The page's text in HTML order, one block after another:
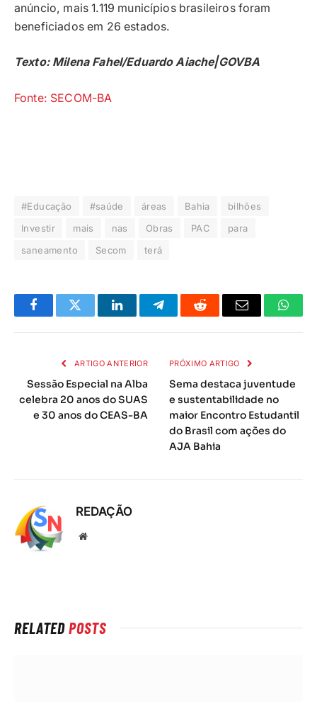
anúncio, mais 1.119 municípios brasileiros foram
beneficiados em 26 estados.
Texto: Milena Fahel/Eduardo Aiache|GOVBA
Fonte: SECOM-BA
#Educação #saúde áreas Bahia
bilhões
Investir
mais nas Obras PAC
para
saneamento
Secom terá
FacebookTwitter LinkedInTelegramaReddit
E-
ARTIGO ANTERIOR
Sessão Especial na Alba
celebra 20 anos do SUAS
e 30 anos do CEAS-BA
PRÓXIMO ARTIGO
Sema destaca juventude
e sustentabilidade no
maior Encontro Estudantil
do Brasil com ações do
AJA Bahia
REDAÇÃO
Local
RELATEDPOSTS